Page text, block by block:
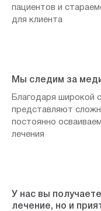
пациентов и
для клиента
Мы следим за
Благодаря широкой
представляют
постоянно
лечения
У нас вы
лечение, но и